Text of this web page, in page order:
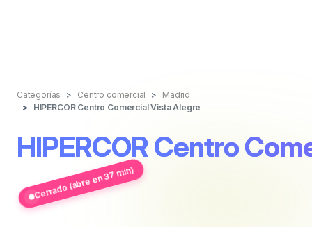
Categorías Centro comercial
Madrid
HIPERCOR Centro Comercial Vista Alegre
HIPERCOR Centro
Cerrado (abre en 37 min)